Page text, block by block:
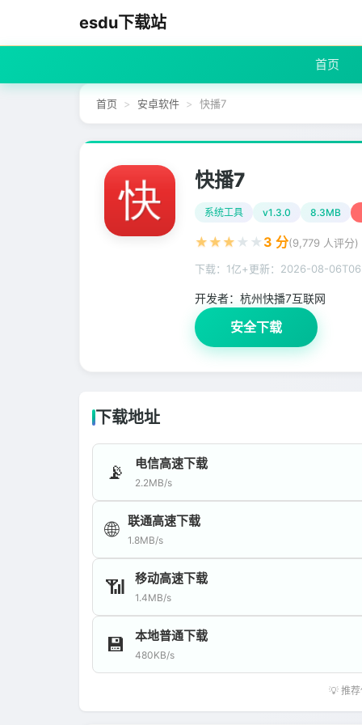
esdu下载站
首页
首页 安卓软件 快播7
快播7
系统工具 v1.3.0 8.3MB
★ ★ ★ ★ ★ 3 分(9,779 人评分)
下载：1亿+更新： 2026-08-
开发者： 杭州快播7互联网
安全下载
下载地址
📡 电信高速下载
2.2MB/s
🌐 联通高速下载
1.8MB/s
📶 移动高速下载
1.4MB/s
💾 本地普通下载
480KB/s
💡 推